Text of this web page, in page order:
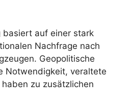
basiert auf einer stark
Nachfrage nach
Geopolitische
Notwendigkeit, veraltete
zu zusätzlichen